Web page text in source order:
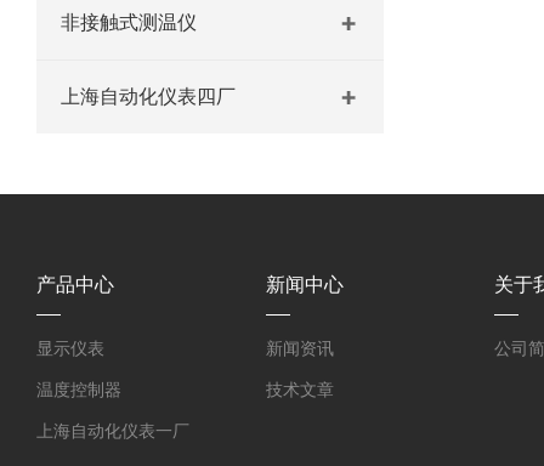
非接触式测温仪
上海自动化仪表四厂
产品中心
显示仪表
温度控制器
上海自动化仪表一厂
新闻中心
新闻资讯
技术文章
关于
公司